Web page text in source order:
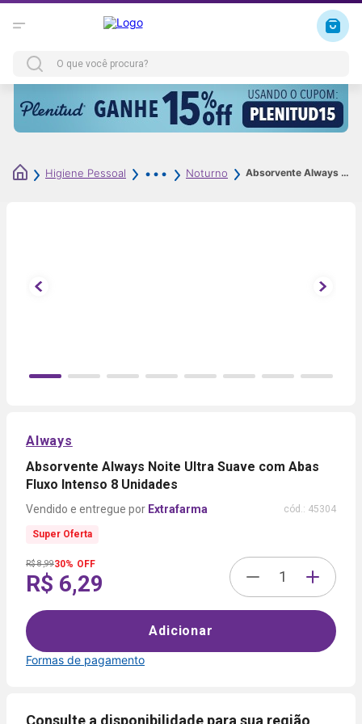
Higiene Pessoal Noturno Absorvente Always Noite Ultra Suave com Abas Fluxo Intenso 8 Unidades
Always
Absorvente Always Noite Ultra Suave com Abas
Fluxo Intenso 8 Unidades
Extrafarma cód.: 45304
Super Oferta
R$ 8,9930% OFF
R$ 6,29
Adicionar
Formas de pagamento
Consulte a disponibilidade para sua região